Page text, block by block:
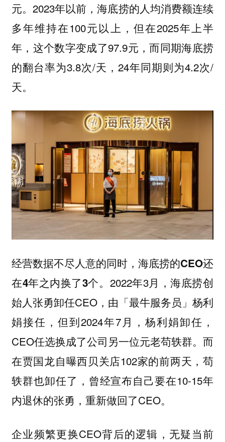
元。2023年以前，海底捞的人均消费额连续
多年维持在100元以上，但在2025年上半
年，这个数字变成了97.9元，而同期海底捞
的翻台率为3.8次/天，24年同期则为4.2次/
天。
经营数据不尽人意的同时，海底捞的CEO还
在4年之内换了3个。 2022年3月，海底捞创
始人张勇卸任CEO，由「最牛服务员」杨利
娟接任，但到2024年7月，杨利娟卸任，
CEO任选换成了公司另一位元老苟轶群。而
在贾国龙自曝西贝关店102家的前两天，苟
轶群也卸任了，曾经宣布自己要在10-15年
内退休的张勇，重新做回了CEO。
企业频繁更换CEO背后的逻辑，无疑当前